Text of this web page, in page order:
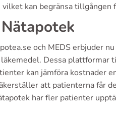
kan begränsa tillgången
och MEDS erbjuder
Dessa plattformar
kan jämföra kostnader
att patienterna får
har fler patienter